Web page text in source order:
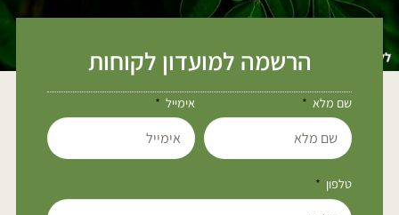
הרשמה למועדון לקוחות
שם מלא אימייל
טלפון